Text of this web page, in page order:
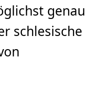
genau
schlesische